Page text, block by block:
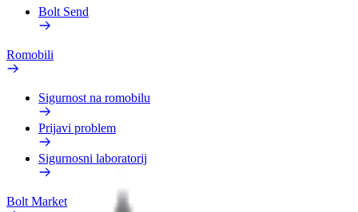
Bolt Send
Romobili
Sigurnost na romobilu
Prijavi problem
Sigurnosni laboratorij
Bolt Market